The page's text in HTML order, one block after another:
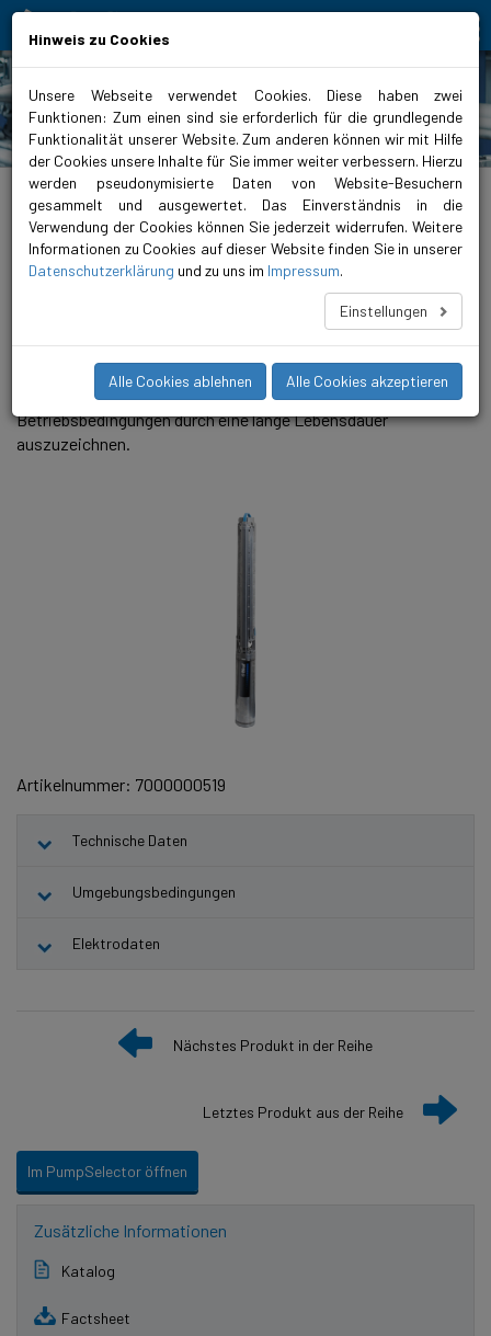
Produkte
biral.de > Produkte > Wasserversorgung > Unterwasserpumpen > AquariA >
AquariA 5-21
AquariA Unterwasserpumpen für 4-Zoll Bohrlochgrössen
(AquariA 2 bis 14) sind die idealen Lösungen für ein breites
Einsatzgebiet von Anwendungen. Mit diesen Pumpen bieten
wir Ihnen die grösstmögliche Zuverlässigkeit und
Belastbarkeit. Diese, aus Edelstahl gefertigten Pumpen,
wurden entwickelt, um sich auch unter extremen
Betriebsbedingungen durch eine lange Lebensdauer
auszuzeichnen.
Artikelnummer: 7000000519
Technische Daten
Umgebungsbedingungen
Elektrodaten
Nächstes Produkt in der Reihe
Letztes Produkt aus der Reihe
Im PumpSelector öffnen
Zusätzliche Informationen
Katalog
Factsheet
Hinweis zu Cookies
Unsere Webseite verwendet Cookies. Diese haben zwei
Funktionen: Zum einen sind sie erforderlich für die grundlegende
Funktionalität unserer Website. Zum anderen können wir mit Hilfe
der Cookies unsere Inhalte für Sie immer weiter verbessern. Hierzu
werden pseudonymisierte Daten von Website-Besuchern
gesammelt und ausgewertet. Das Einverständnis in die
Verwendung der Cookies können Sie jederzeit widerrufen. Weitere
Informationen zu Cookies auf dieser Website finden Sie in unserer
Datenschutzerklärung und zu uns im Impressum.
Einstellungen
Alle Cookies ablehnen Alle Cookies akzeptieren